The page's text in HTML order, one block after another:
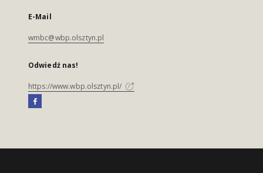
E-Mail
wmbc@wbp.olsztyn.pl
Odwiedź nas!
https://www.wbp.olsztyn.pl/